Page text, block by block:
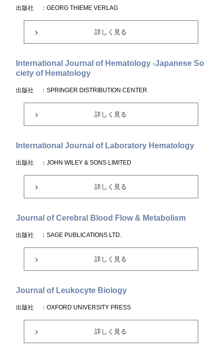
出版社 ：GEORG THIEME VERLAG
詳しく見る
International Journal of Hematology -Japanese So
ciety of Hematology
出版社 ：SPRINGER DISTRIBUTION CENTER
詳しく見る
International Journal of Laboratory Hematology
出版社 ：JOHN WILEY & SONS LIMITED
詳しく見る
Journal of Cerebral Blood Flow & Metabolism
出版社 ：SAGE PUBLICATIONS LTD.
詳しく見る
Journal of Leukocyte Biology
出版社 ：OXFORD UNIVERSITY PRESS
詳しく見る